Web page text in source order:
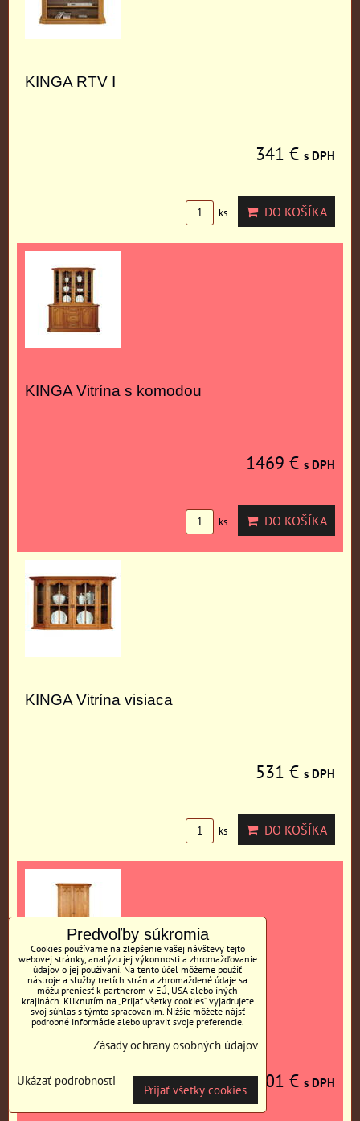
KINGA RTV I
341 € s DPH
ks DO KOŠÍKA
KINGA Vitrína s komodou
1469 € s DPH
ks DO KOŠÍKA
KINGA Vitrína visiaca
531 € s DPH
ks DO KOŠÍKA
KINGA skriňa
1001 € s DPH
Predvoľby súkromia
Cookies používame na zlepšenie vašej návštevy tejto
webovej stránky, analýzu jej výkonnosti a zhromažďovanie
údajov o jej používaní. Na tento účel môžeme použiť
nástroje a služby tretích strán a zhromaždené údaje sa
môžu preniesť k partnerom v EÚ, USA alebo iných
krajinách. Kliknutím na „Prijať všetky cookies“ vyjadrujete
svoj súhlas s týmto spracovaním. Nižšie môžete nájsť
podrobné informácie alebo upraviť svoje preferencie.
Zásady ochrany osobných údajov
Ukázať podrobnosti
Prijať všetky cookies